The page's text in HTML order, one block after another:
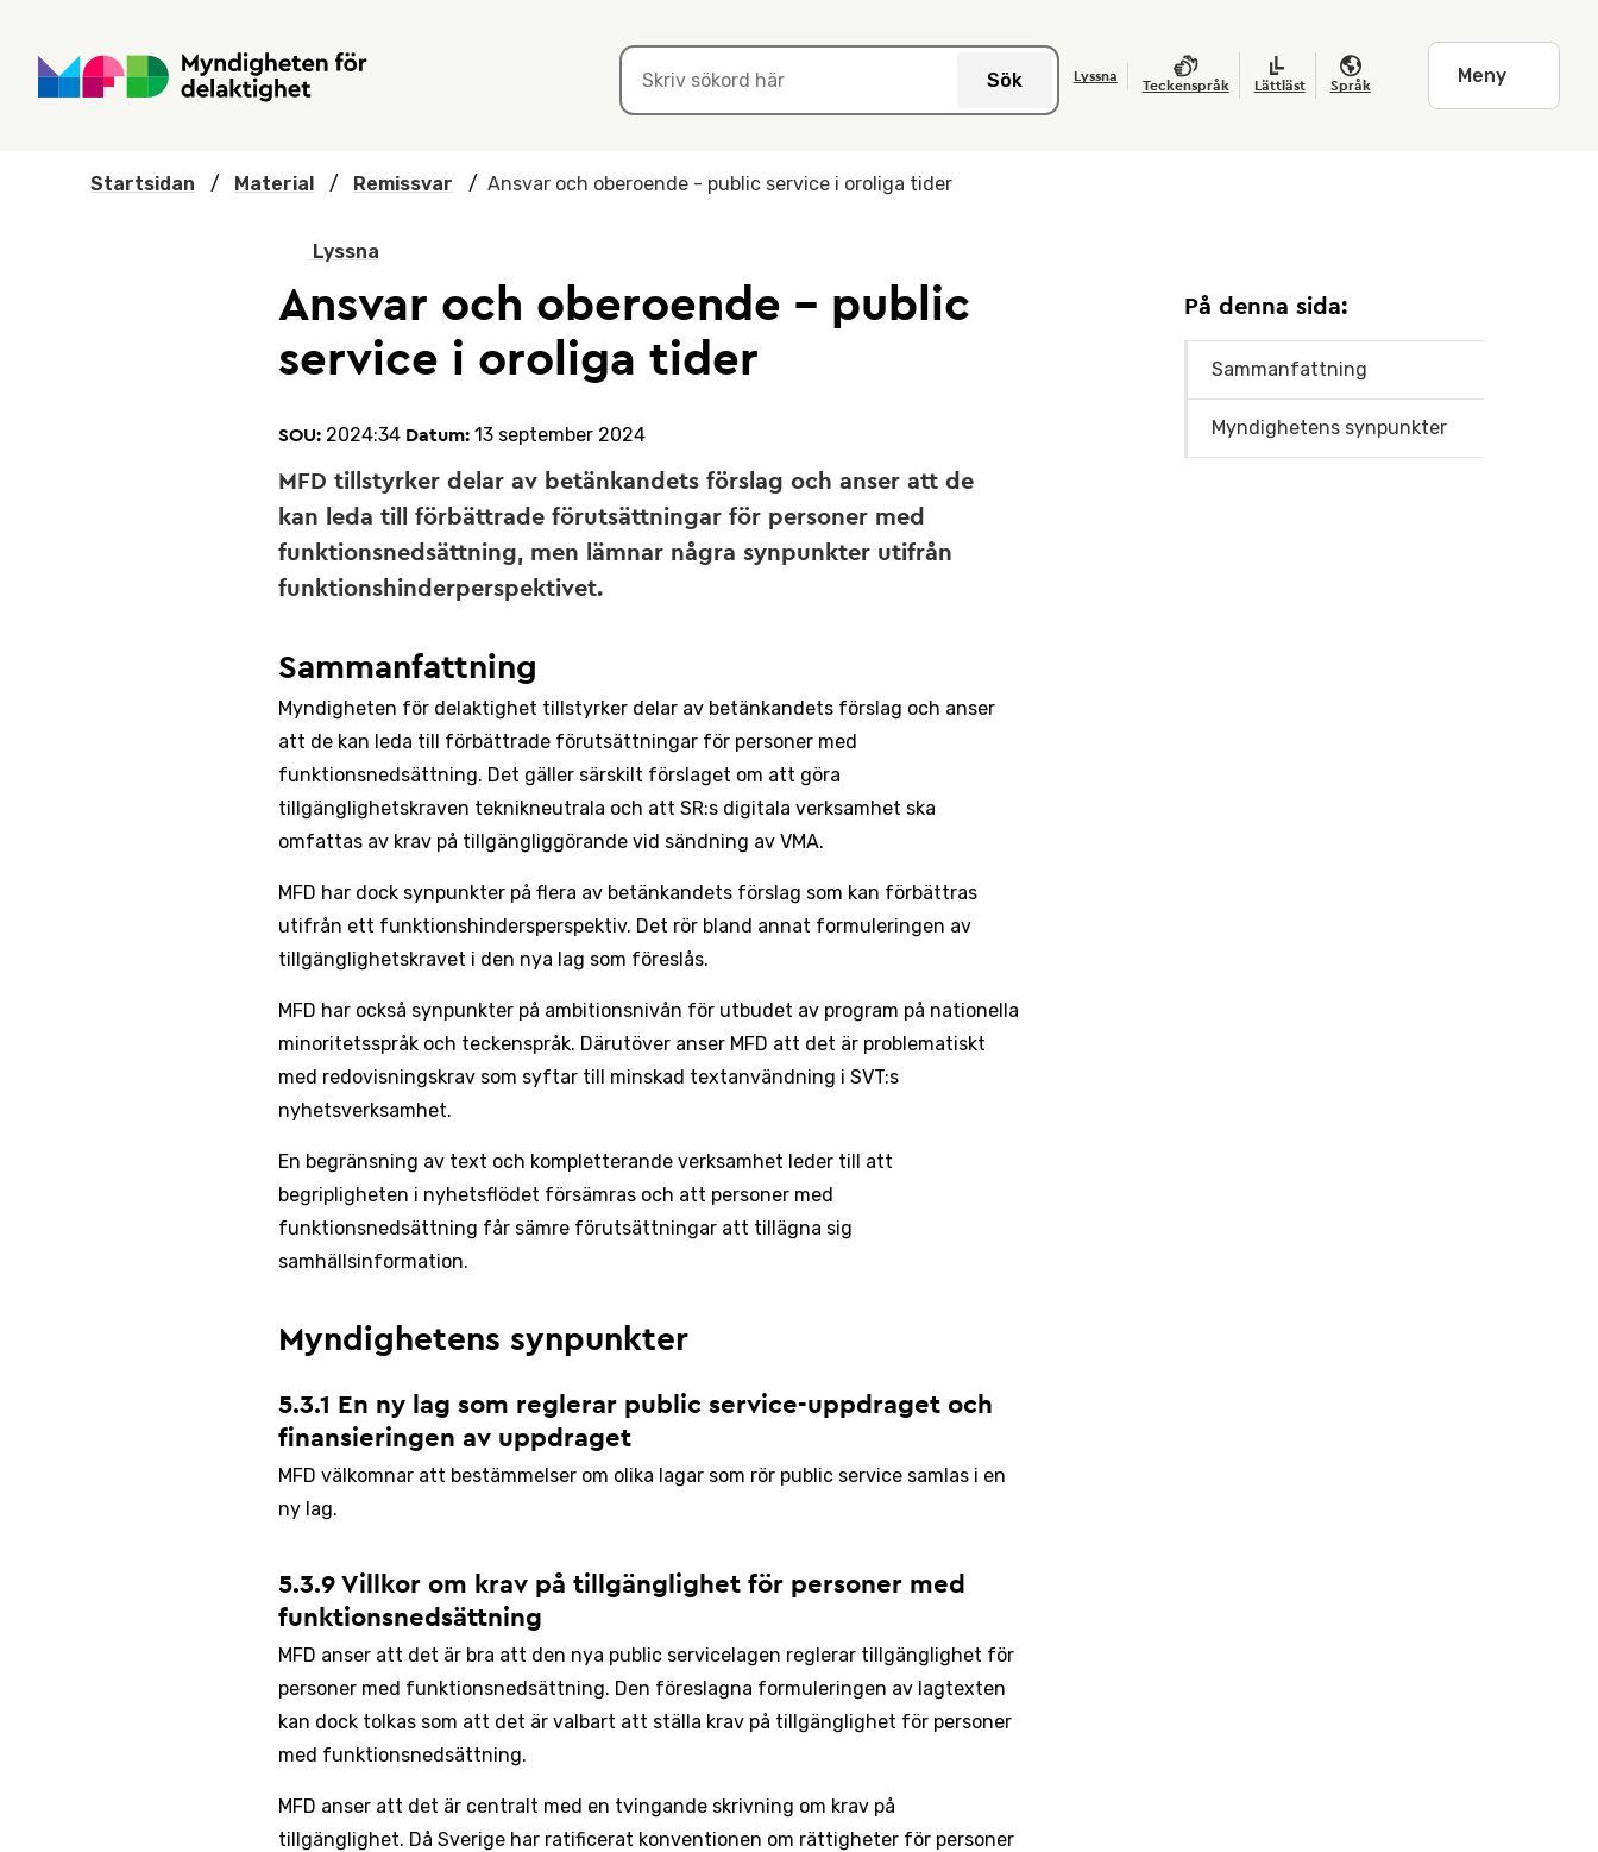
Sök Lyssna
Teckenspråk Lättläst Språk Meny
Startsidan / Material / Remissvar / Ansvar och oberoende - public service i oroliga tider
Lyssna
Ansvar och oberoende - public
service i oroliga tider
SOU: 2024:34 Datum: 13 september 2024
MFD tillstyrker delar av betänkandets förslag och anser att de
kan leda till förbättrade förutsättningar för personer med
funktionsnedsättning, men lämnar några synpunkter utifrån
funktionshinderperspektivet.
Sammanfattning
Myndigheten för delaktighet tillstyrker delar av betänkandets förslag och anser
att de kan leda till förbättrade förutsättningar för personer med
funktionsnedsättning. Det gäller särskilt förslaget om att göra
tillgänglighetskraven teknikneutrala och att SR:s digitala verksamhet ska
omfattas av krav på tillgängliggörande vid sändning av VMA.
MFD har dock synpunkter på flera av betänkandets förslag som kan förbättras
utifrån ett funktionshindersperspektiv. Det rör bland annat formuleringen av
tillgänglighetskravet i den nya lag som föreslås.
MFD har också synpunkter på ambitionsnivån för utbudet av program på nationella
minoritetsspråk och teckenspråk. Därutöver anser MFD att det är problematiskt
med redovisningskrav som syftar till minskad textanvändning i SVT:s
nyhetsverksamhet.
En begränsning av text och kompletterande verksamhet leder till att
begripligheten i nyhetsflödet försämras och att personer med
funktionsnedsättning får sämre förutsättningar att tillägna sig
samhällsinformation.
Myndighetens synpunkter
5.3.1 En ny lag som reglerar public service-uppdraget och
finansieringen av uppdraget
MFD välkomnar att bestämmelser om olika lagar som rör public service samlas i en
ny lag.
5.3.9 Villkor om krav på tillgänglighet för personer med
funktionsnedsättning
MFD anser att det är bra att den nya public servicelagen reglerar tillgänglighet för
personer med funktionsnedsättning. Den föreslagna formuleringen av lagtexten
kan dock tolkas som att det är valbart att ställa krav på tillgänglighet för personer
med funktionsnedsättning.
MFD anser att det är centralt med en tvingande skrivning om krav på
tillgänglighet. Då Sverige har ratificerat konventionen om rättigheter för personer
På denna sida:
Sammanfattning
Myndighetens synpunkter